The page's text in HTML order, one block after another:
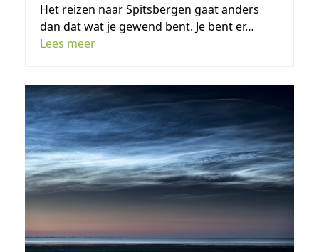
Het reizen naar Spitsbergen gaat anders
dan dat wat je gewend bent. Je bent er…
Lees meer